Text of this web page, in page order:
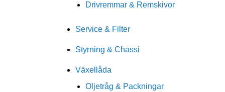
Drivremmar & Remskivor
Service & Filter
Styrning & Chassi
Växellåda
Oljetråg & Packningar